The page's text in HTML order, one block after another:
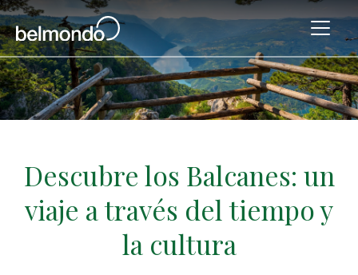
Descubre los Balcanes: un
viaje a través del tiempo y
la cultura